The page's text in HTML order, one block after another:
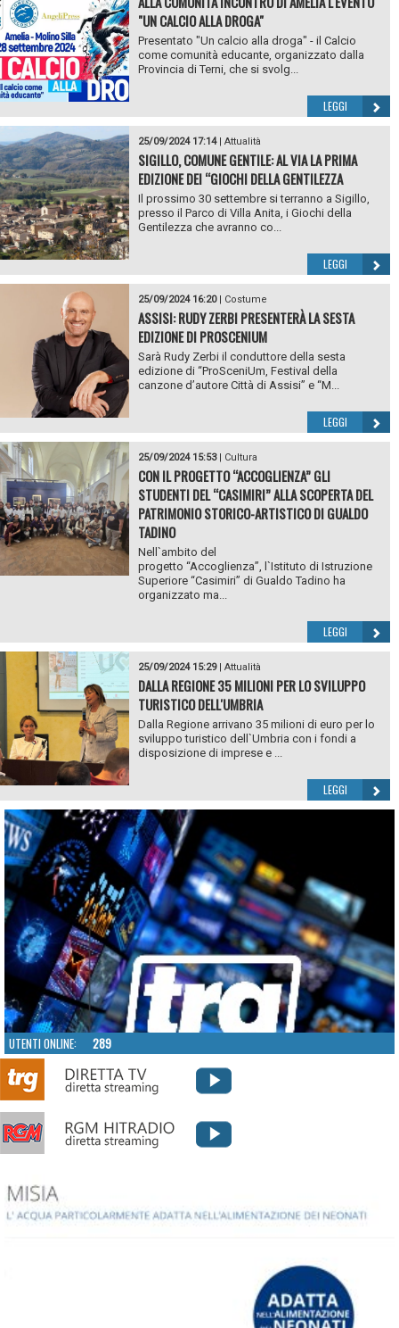
"UN CALCIO ALLA DROGA"
Presentato "Un calcio alla droga" - il Calcio
come comunità educante, organizzato dalla
Provincia di Terni, che si svolg...
LEGGI
25/09/2024 17:14| Attualità
SIGILLO, COMUNE GENTILE: AL VIA LA PRIMA
EDIZIONE DEI “GIOCHI DELLA GENTILEZZA
Il prossimo 30 settembre si terranno a Sigillo,
presso il Parco di Villa Anita, i Giochi della
Gentilezza che avranno co...
LEGGI
25/09/2024 16:20| Costume
ASSISI: RUDY ZERBI PRESENTERÀ LA SESTA
EDIZIONE DI PROSCENIUM
Sarà Rudy Zerbi il conduttore della sesta
edizione di “ProSceniUm, Festival della
canzone d’autore Città di Assisi” e “M...
LEGGI
25/09/2024 15:53| Cultura
CON IL PROGETTO “ACCOGLIENZA” GLI
STUDENTI DEL “CASIMIRI” ALLA SCOPERTA DEL
PATRIMONIO STORICO-ARTISTICO DI GUALDO
TADINO
Nell`ambito del
progetto “Accoglienza”, l`Istituto di Istruzione
Superiore “Casimiri” di Gualdo Tadino ha
organizzato ma...
LEGGI
25/09/2024 15:29| Attualità
DALLA REGIONE 35 MILIONI PER LO SVILUPPO
TURISTICO DELL'UMBRIA
Dalla Regione arrivano 35 milioni di euro per lo
sviluppo turistico dell`Umbria con i fondi a
disposizione di imprese e ...
LEGGI
UTENTI ONLINE: 289